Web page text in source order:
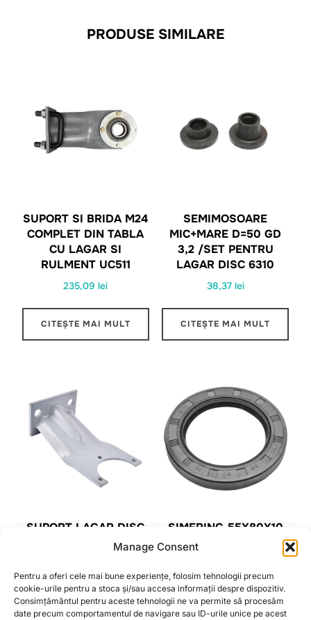
Manage Consent
Pentru a oferi cele mai bune experiențe, folosim tehnologii precum
cookie-urile pentru a stoca și/sau accesa informații despre dispozitiv.
Consimțământul pentru aceste tehnologii ne va permite să procesăm
date precum comportamentul de navigare sau ID-urile unice pe acest
PRODUSE SIMILARE
SUPORT SI BRIDA M24
COMPLET DIN TABLA
CU LAGAR SI
RULMENT UC511
235,09lei
CITEȘTE MAI MULT
SEMIMOSOARE
MIC+MARE D=50 GD
3,2 /SET PENTRU
LAGAR DISC 6310
38,37 lei
CITEȘTE MAI MULT
SUPORT LAGAR DISC
M24 PENTRU
GAURA MARE
110,08 lei
SIMERING 55X80X10
PENTRU LAGAR DISC
RULMENTI 32011
4,52lei